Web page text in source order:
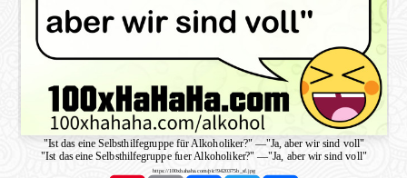
"Ist das eine Selbsthilfegruppe für Alkoholiker?" —"Ja, aber wir sind voll"
"Ist das eine Selbsthilfegruppe fuer Alkoholiker?" —"Ja, aber wir sind voll"
https://100xhahaha.com/pic!9420375b_sf.jpg